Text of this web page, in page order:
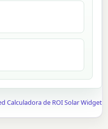
Calculadora de ROI Solar Widget